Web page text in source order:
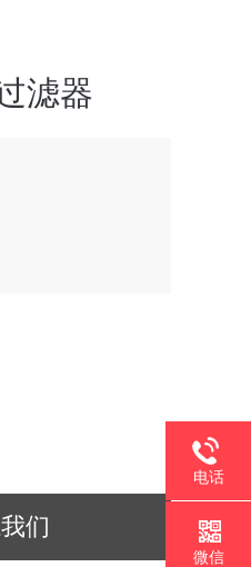
滤器
们
电话
微信